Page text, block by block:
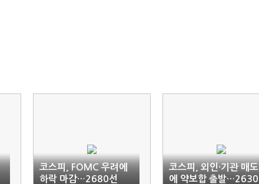
코스피, FOMC 우려에
하락 마감…2680선
코스피, 외인·기관 매도
에 약보합 출발…2630